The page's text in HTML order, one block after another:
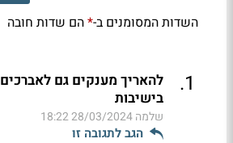
השדות המסומנים ב-*הם שדות חובה
1
.
להאריך מענקים גם לאברכים
בישיבות
שלמה28/03/2024 18:22
הגב לתגובה זו